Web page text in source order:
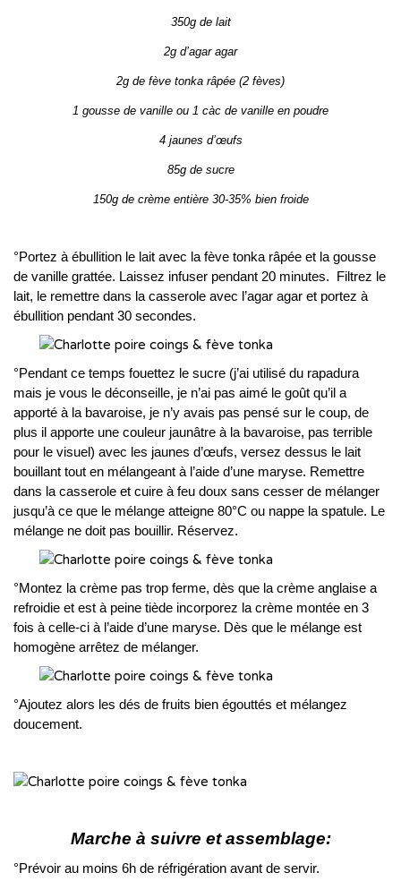
350g de lait
2g d’agar agar
2g de fève tonka râpée (2 fèves)
1 gousse de vanille ou 1 càc de vanille en poudre
4 jaunes d’œufs
85g de sucre
150g de crème entière 30-35% bien froide
°Portez à ébullition le lait avec la fève tonka râpée et la gousse
de vanille grattée. Laissez infuser pendant 20 minutes. Filtrez le
lait, le remettre dans la casserole avec l’agar agar et portez à
ébullition pendant 30 secondes.
°Pendant ce temps fouettez le sucre (j’ai utilisé du rapadura
mais je vous le déconseille, je n’ai pas aimé le goût qu’il a
apporté à la bavaroise, je n’y avais pas pensé sur le coup, de
plus il apporte une couleur jaunâtre à la bavaroise, pas terrible
pour le visuel) avec les jaunes d’œufs, versez dessus le lait
bouillant tout en mélangeant à l’aide d’une maryse. Remettre
dans la casserole et cuire à feu doux sans cesser de mélanger
jusqu’à ce que le mélange atteigne 80°C ou nappe la spatule. Le
mélange ne doit pas bouillir. Réservez.
°Montez la crème pas trop ferme, dès que la crème anglaise a
refroidie et est à peine tiède incorporez la crème montée en 3
fois à celle-ci à l’aide d’une maryse. Dès que le mélange est
homogène arrêtez de mélanger.
°Ajoutez alors les dés de fruits bien égouttés et mélangez
doucement.
Marche à suivre et assemblage:
°Prévoir au moins 6h de réfrigération avant de servir.